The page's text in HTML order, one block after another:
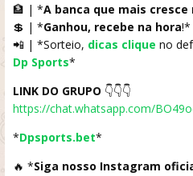
🏦 | *A banca que mais cresce
💲 | *Ganhou, recebe na hora!*
📲 | *Sorteio, dicas clique no
Dp Sports*
LINK DO GRUPO 👇👇👇
https://chat.whatsapp.com/
*Dpsports.bet*
🔥 *Siga nosso Instagram